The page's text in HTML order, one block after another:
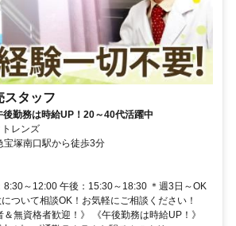
スタッフ
勤務は時給UP！20～40代活躍中
レンズ
宝塚南口駅から徒歩3分
8:30～12:00 午後：15:30～18:30 ＊週3日～OK
ついて相談OK！お気軽にご相談ください！
無資格者歓迎！》 《午後勤務は時給UP！》